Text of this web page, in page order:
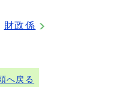
財政係
へ戻る